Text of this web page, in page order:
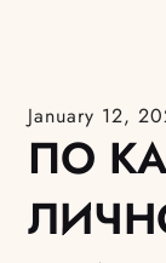
January 12,
ПО